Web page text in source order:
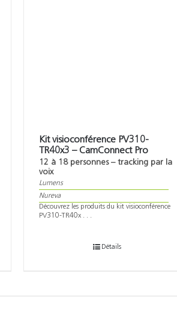
Kit visioconférence PV310-
TR40x3 – CamConnect Pro
12 à 18 personnes – tracking par la
voix
Lumens
Nureva
Découvrez les produits du kit visioconférence
PV310-TR40x . . .
Détails